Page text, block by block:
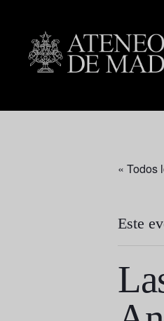
« Todos
Este